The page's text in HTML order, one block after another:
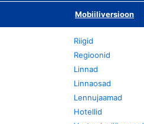
Mobiiliversioon
Riigid
Regioonid
Linnad
Linnaosad
Lennujaamad
Hotellid